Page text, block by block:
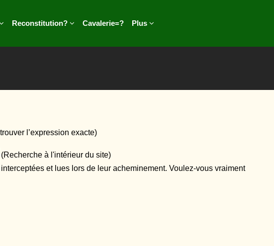
Reconstitution? Cavalerie=? Plus
l’expression exacte)
(Recherche à l'intérieur du site)
et lues lors de leur acheminement. Voulez-vous vraiment